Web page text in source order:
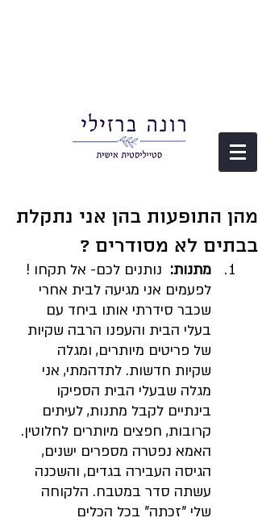
מהן התופעות בהן אני נתקלת
בבתים לא מסודרים ?
מתנות: נותנים לכם- אל תקחו !
לפעמים אני מגיעה לבית אחרי
שכבר סידרתי אותו ביחד עם
בעלי הבית והעפנו הרבה שקיות
של פריטים מיותרים, ומגלה
שקיות חדשות. לתדהמתי, אני
מגלה שבעלי הבית הספיקו
בינתיים לקבל מתנות, לעיתים
קרובות, חפצים מיותרים לחלוטין.
האמא נפטרה מספרים ישנים,
הגיסה העבירה בגדים, והשכנה
עשתה סדר במטבח. הלקוחה
שלי "זכתה" בכל הכלים